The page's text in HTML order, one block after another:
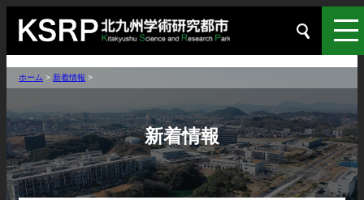
ホーム >新着情報 >
新着情報